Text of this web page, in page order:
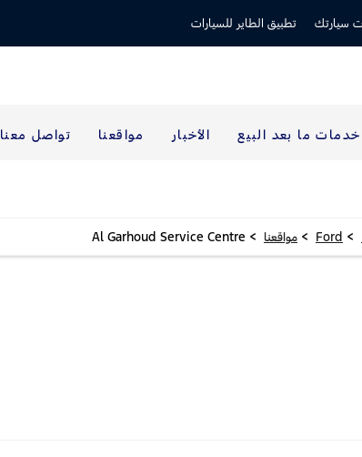
سيارتك تطبيق الطاير للسيارات
خدمات ما بعد البيع الأخبار مواقعنا تواصل معنا
>
Ford
> مواقعنا >
Al Garhoud Service Centre